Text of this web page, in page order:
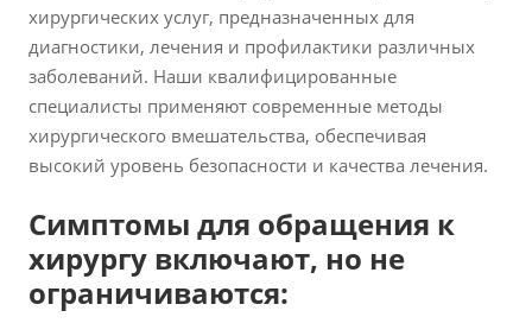
хирургических услуг, предназначенных для
диагностики, лечения и профилактики различных
заболеваний. Наши квалифицированные
специалисты применяют современные методы
хирургического вмешательства, обеспечивая
высокий уровень безопасности и качества лечения.
Симптомы для обращения к
хирургу включают, но не
ограничиваются: